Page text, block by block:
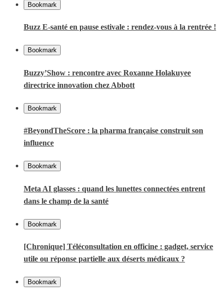
Bookmark
Buzz E-santé en pause estivale : rendez-vous à la rentrée !
Bookmark
Buzzy’Show : rencontre avec Roxanne Holakuyee
directrice innovation chez Abbott
Bookmark
#BeyondTheScore : la pharma française construit son
influence
Bookmark
Meta AI glasses : quand les lunettes connectées entrent
dans le champ de la santé
Bookmark
[Chronique] Téléconsultation en officine : gadget, service
utile ou réponse partielle aux déserts médicaux ?
Bookmark